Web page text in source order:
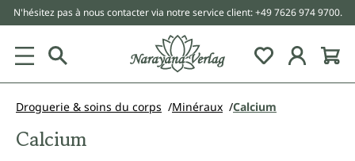
principal
N'hésitez pas à nous contacter via notre service client: +49 7626 974 9700.
Droguerie & soins du corps Minéraux Calcium
Calcium